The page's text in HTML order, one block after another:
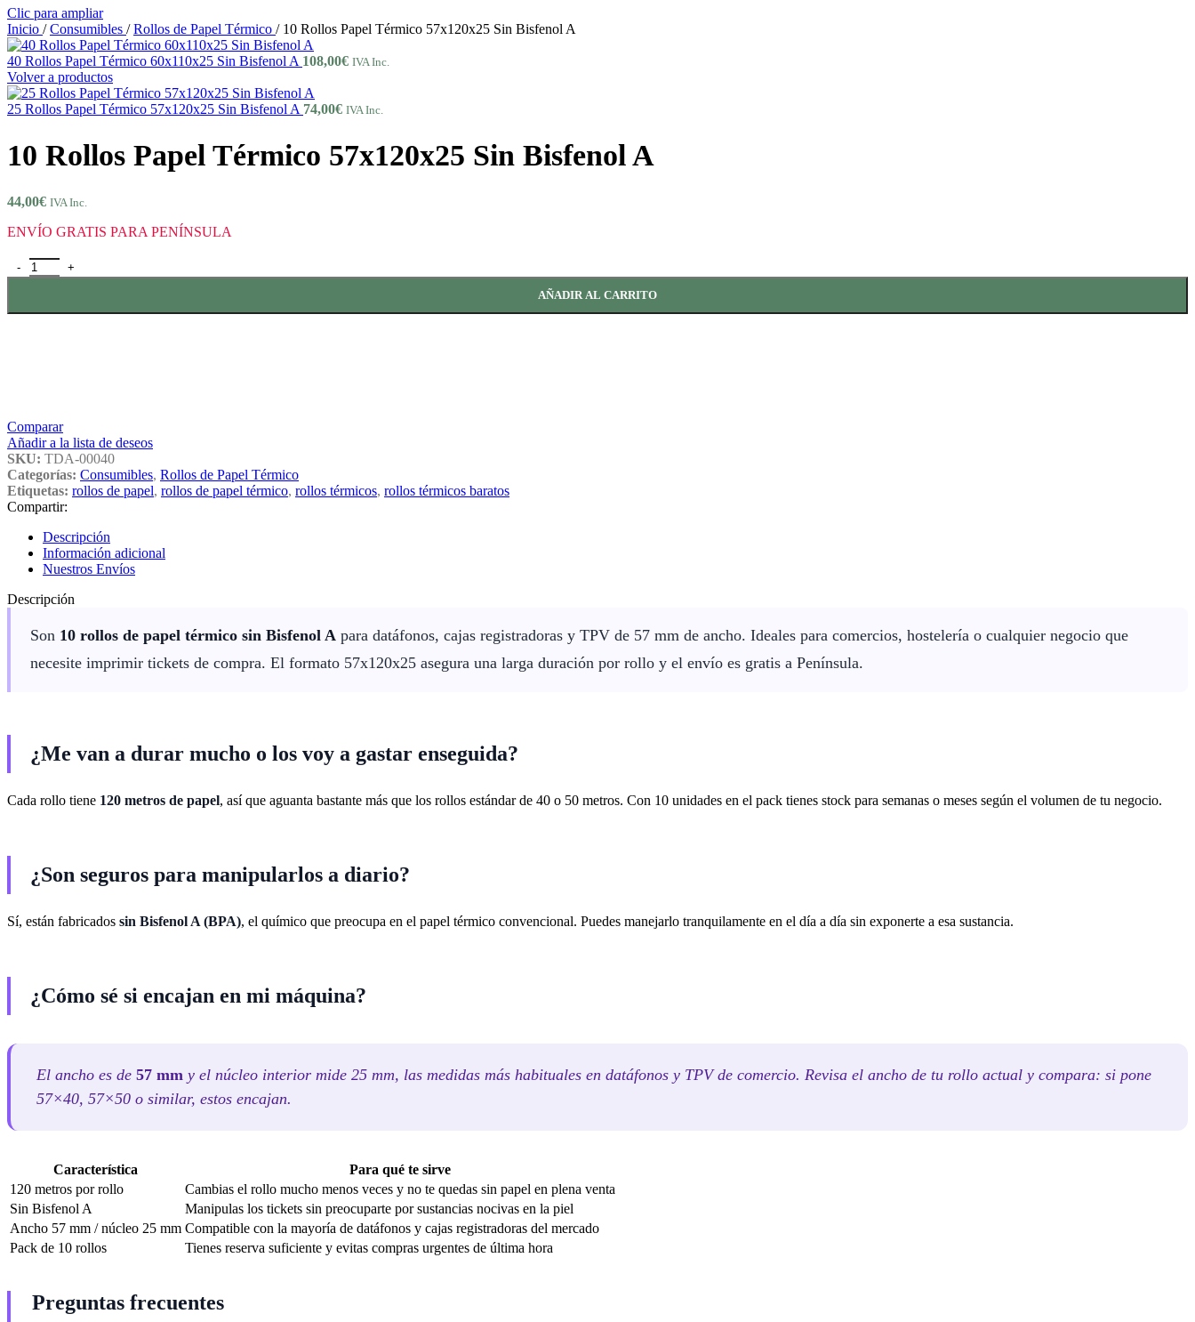
Clic para ampliar
Inicio / Consumibles / Rollos de Papel Térmico / 10 Rollos Papel Térmico 57x120x25 Sin Bisfenol A
40 Rollos Papel Térmico 60x110x25 Sin Bisfenol A 108,00€ IVA Inc.
Volver a productos
25 Rollos Papel Térmico 57x120x25 Sin Bisfenol A 74,00€ IVA Inc.
10 Rollos Papel Térmico 57x120x25 Sin Bisfenol A
44,00€ IVA Inc.
ENVÍO GRATIS PARA PENÍNSULA
10 Rollos Papel Térmico 57x120x25 Sin Bisfenol A cantidad
AÑADIR AL CARRITO
Comparar
Añadir a la lista de deseos
SKU: TDA-00040
Categorías: Consumibles, Rollos de Papel Térmico
Etiquetas: rollos de papel, rollos de papel térmico, rollos térmicos, rollos térmicos baratos
Compartir:
Descripción
Información adicional
Nuestros Envíos
Descripción
Son 10 rollos de papel térmico sin Bisfenol A para datáfonos, cajas registradoras y TPV de 57 mm de ancho. Ideales para comercios, hostelería o cualquier negocio que
necesite imprimir tickets de compra. El formato 57x120x25 asegura una larga duración por rollo y el envío es gratis a Península.
¿Me van a durar mucho o los voy a gastar enseguida?
Cada rollo tiene 120 metros de papel, así que aguanta bastante más que los rollos estándar de 40 o 50 metros. Con 10 unidades en el pack tienes stock para semanas o meses según el volumen de tu negocio.
¿Son seguros para manipularlos a diario?
Sí, están fabricados sin Bisfenol A (BPA), el químico que preocupa en el papel térmico convencional. Puedes manejarlo tranquilamente en el día a día sin exponerte a esa sustancia.
¿Cómo sé si encajan en mi máquina?
El ancho es de 57 mmy el núcleo interior mide 25 mm, las medidas más habituales en datáfonos y TPV de comercio. Revisa el ancho de tu rollo actual y compara: si pone
57×40, 57×50 o similar, estos encajan.
Característica
Para qué te sirve
120 metros por rollo
Cambias el rollo mucho menos veces y no te quedas sin papel en plena venta
Sin Bisfenol A
Manipulas los tickets sin preocuparte por sustancias nocivas en la piel
Ancho 57 mm / núcleo 25 mm Compatible con la mayoría de datáfonos y cajas registradoras del mercado
Pack de 10 rollos
Tienes reserva suficiente y evitas compras urgentes de última hora
Preguntas frecuentes